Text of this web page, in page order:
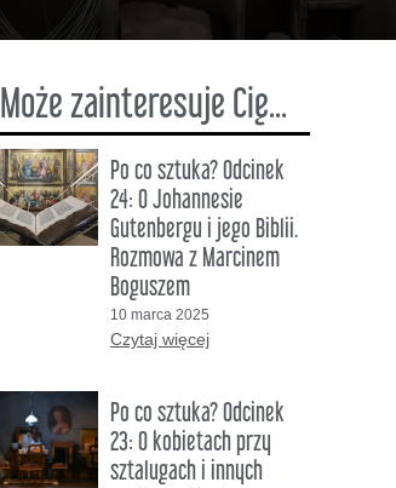
Po co sztuka? Odcinek
24: O Johannesie
Gutenbergu i jego Biblii.
Rozmowa z Marcinem
Boguszem
10 marca 2025
Czytaj więcej
Po co sztuka? Odcinek
23: O kobietach przy
sztalugach i innych
Może zainteresuje Cię...